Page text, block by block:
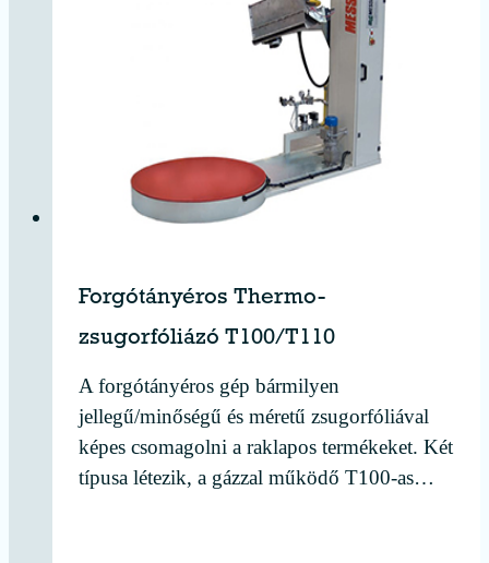
Forgótányéros Thermo-
zsugorfóliázó T100/T110
A forgótányéros gép bármilyen
jellegű/minőségű és méretű zsugorfóliával
képes csomagolni a raklapos termékeket. Két
típusa létezik, a gázzal működő T100-as…